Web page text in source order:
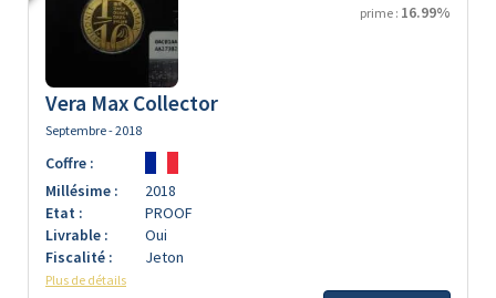
prime : 16.99%
Vera Max Collector
Septembre - 2018
Coffre :
Millésime :
2018
Etat :
PROOF
Livrable :
Oui
Fiscalité :
Jeton
Plus de détails